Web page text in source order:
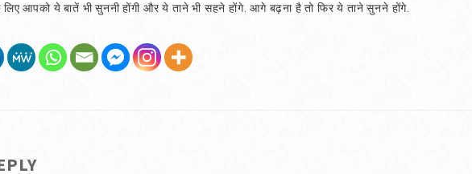
आपको ये बातें भी सुननी होंगी और ये ताने भी सहने होंगे. आगे बढ़ना है तो फिर ये ताने सुनने होंगे.